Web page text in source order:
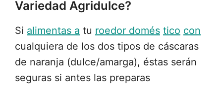
Variedad Agridulce?
Si alimentas a tu roedor domés tico con
cualquiera de los dos tipos de cáscaras
de naranja (dulce/amarga), éstas serán
seguras si antes las preparas